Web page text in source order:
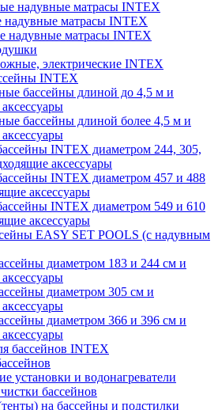
надувные матрасы INTEX
надувные матрасы INTEX
надувные матрасы INTEX
электрические INTEX
INTEX
бассейны длиной до 4,5 м и
бассейны длиной более 4,5 м и
INTEX диаметром 244, 305,
аксессуары
INTEX диаметром 457 и 488
аксессуары
INTEX диаметром 549 и 610
аксессуары
EASY SET POOLS (с надувным
диаметром 183 и 244 см и
диаметром 305 см и
диаметром 366 и 396 см и
бассейнов INTEX
установки и водонагреватели
бассейнов
на бассейны и подстилки